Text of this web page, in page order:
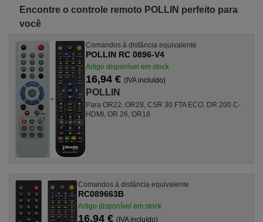
Encontre o controle remoto POLLIN perfeito para
você
Comandos à distância equivalente
POLLIN RC 0896-V4
Artigo disponível em stock
16,94 € (IVA incluído)
POLLIN
Para OR22, OR28, CSR 30 FTA ECO, DR 200 C-
HDMI, OR 26, OR18
Comandos à distância equivalente
RC089663B
Artigo disponível em stock
16,94 € (IVA incluído)